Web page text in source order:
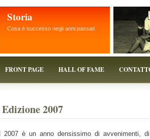
Storia
Cosa è successo negli anni passati
FRONT PAGE HALL OF FAME
Edizione 2007
Il 2007 è un anno densissimo di avvenimenti,